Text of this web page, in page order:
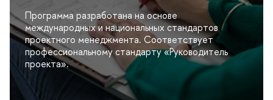
Программа разработана на основе
международных и национальных стандарто
проектного менеджмента. Соответствует
профессиональному стандарту «Руководитель
проекта».